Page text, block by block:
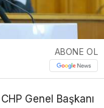
ABONE OL
Genel Başkanı